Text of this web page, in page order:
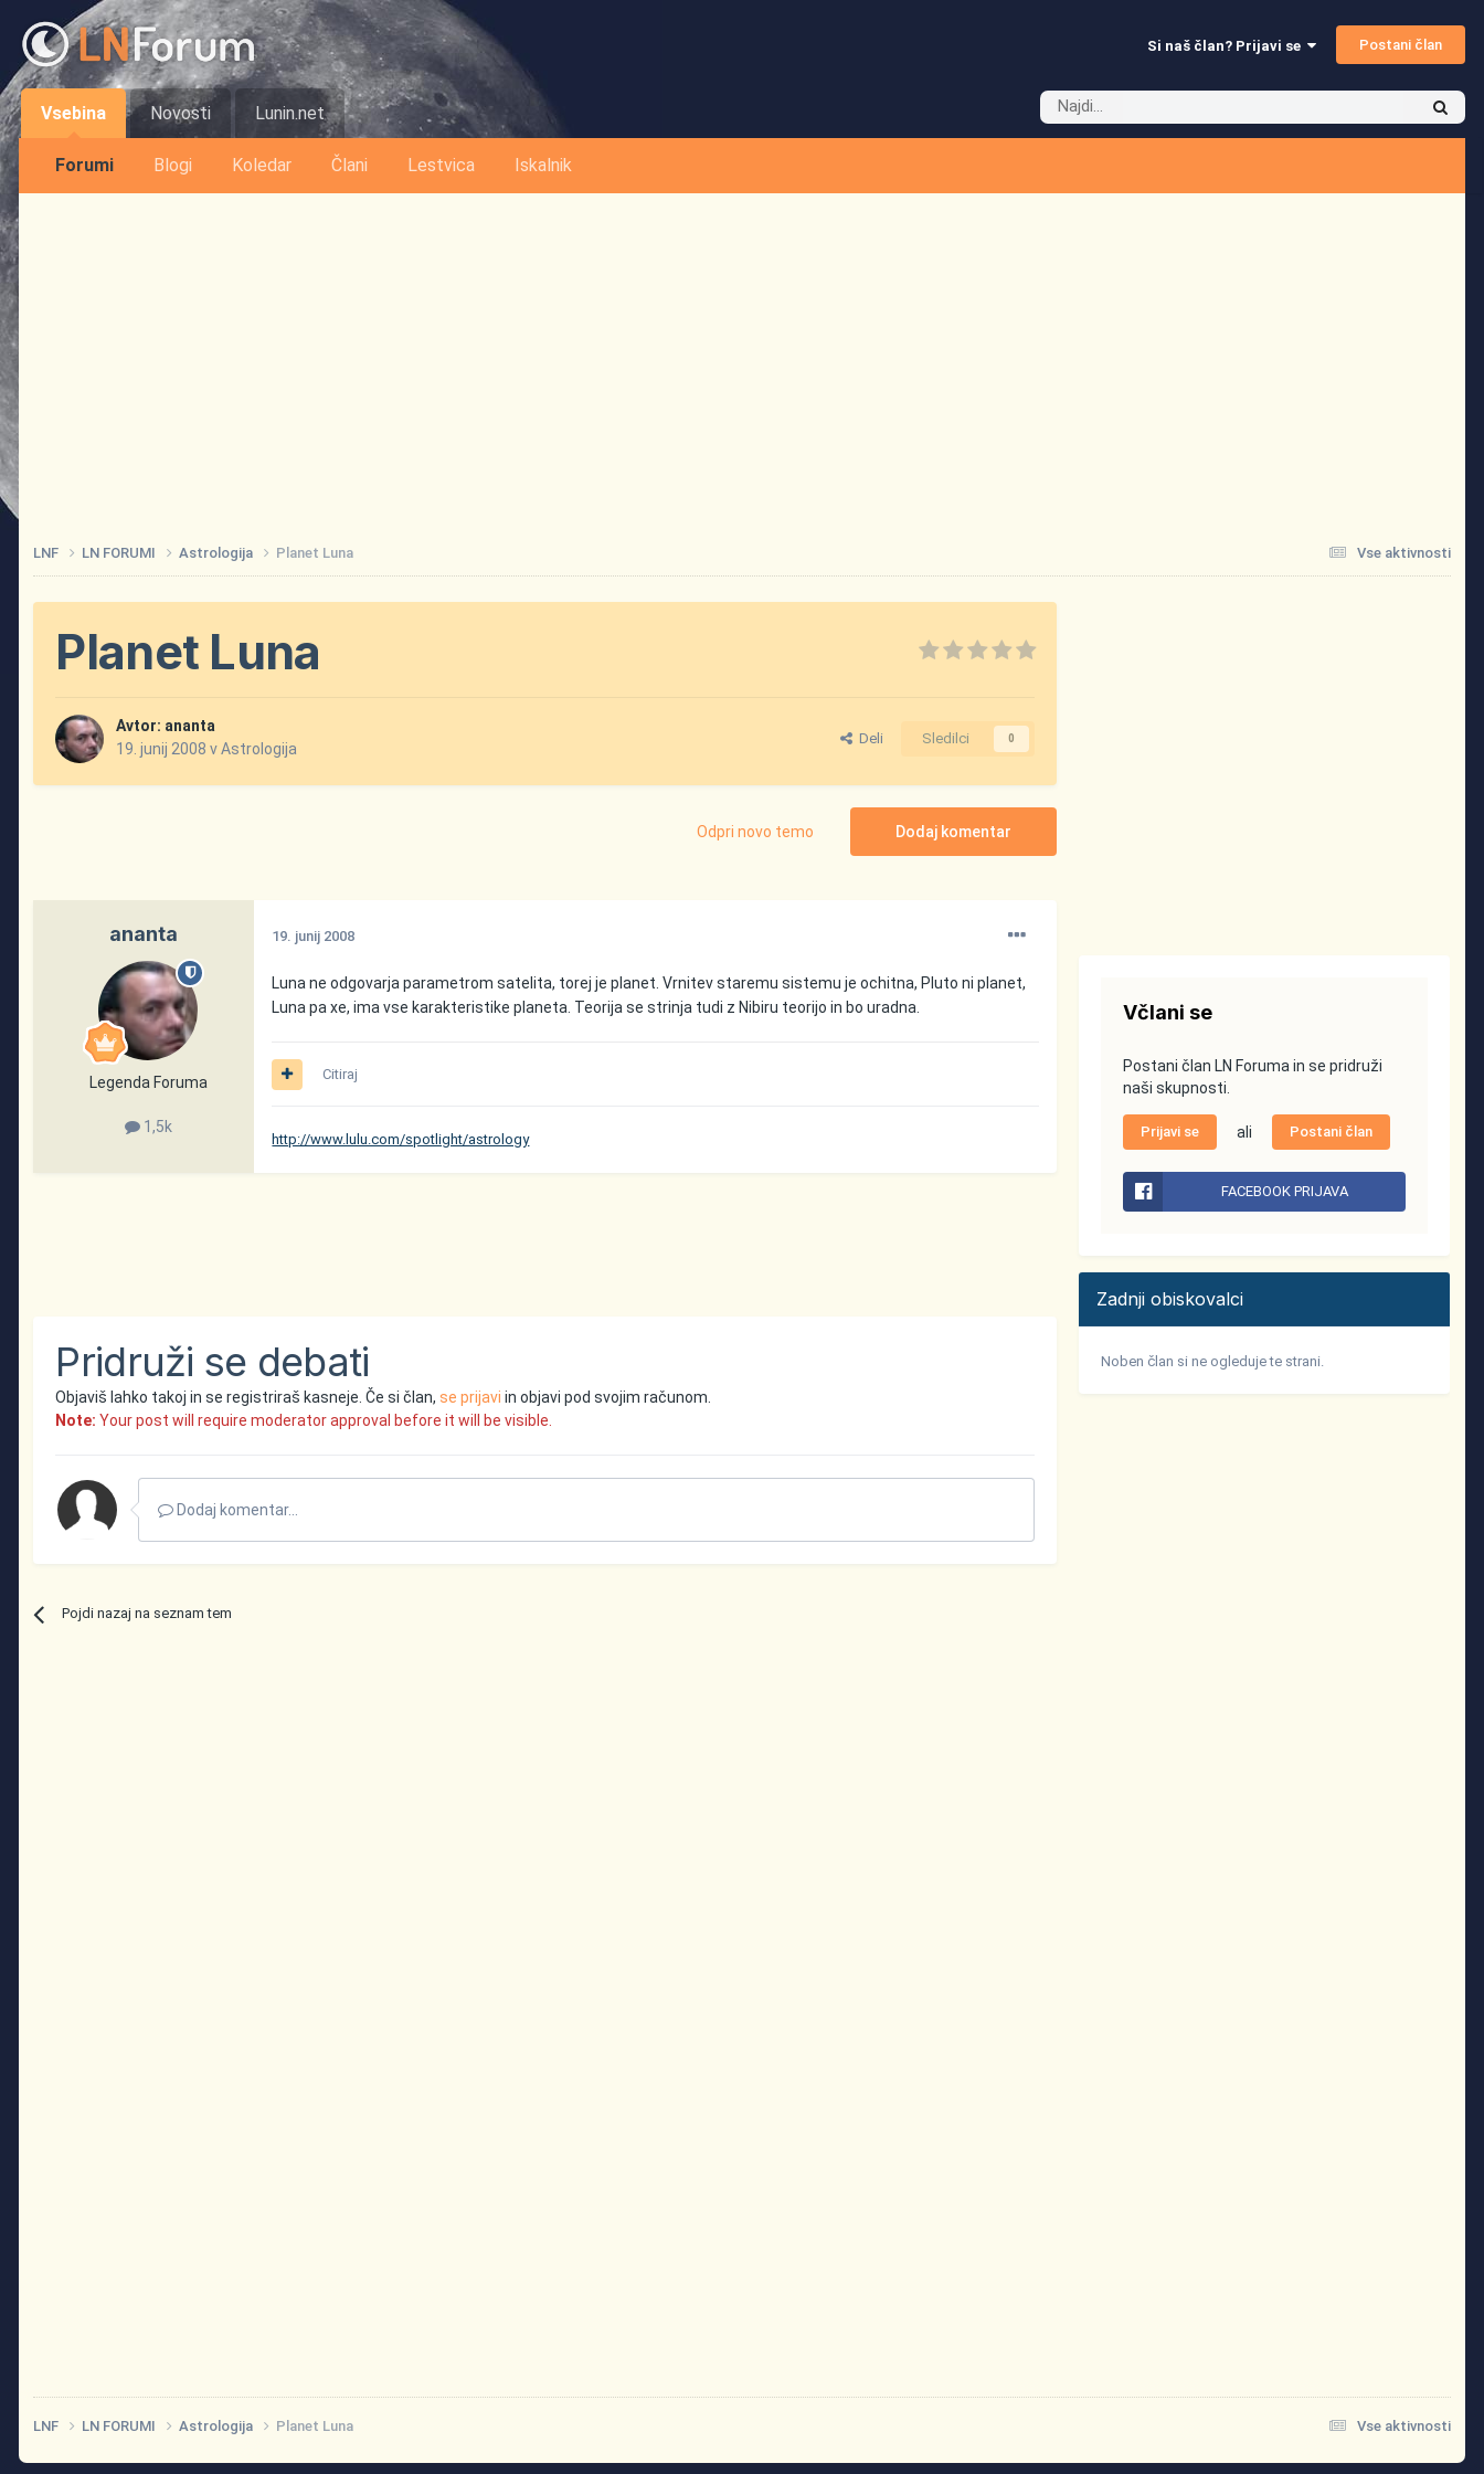
Si naš član? Prijavi se Postani član
Vsebina
Forumi Blogi Koledar Člani Lestvica Iskalnik
Novosti Lunin.net
Vse aktivnosti
LNF LN FORUMI Astrologija Planet Luna
Planet Luna
Avtor: ananta
19. junij 2008 vAstrologija
Deli Sledilci 0
Dodaj komentar
Odpri novo temo
ananta
Legenda Foruma
1,5k
19. junij 2008
Luna ne odgovarja parametrom satelita, torej je planet. Vrnitev staremu sistemu je ochitna, Pluto ni planet,
Luna pa xe, ima vse karakteristike planeta. Teorija se strinja tudi z Nibiru teorijo in bo uradna.
Citiraj
http://www.lulu.com/spotlight/astrology
Pridruži se debati
Objaviš lahko takoj in se registriraš kasneje. Če si član,se prijavi in objavi pod svojim računom.
Note: Your post will require moderator approval before it will be visible.
Dodaj komentar...
Pojdi nazaj na seznam tem
Včlani se
Postani član LN Foruma in se pridruži
naši skupnosti.
Prijavi se ali Postani član
FACEBOOK PRIJAVA
Zadnji obiskovalci
Noben član si ne ogleduje te strani.
Vse aktivnosti
LNF LN FORUMI Astrologija Planet Luna